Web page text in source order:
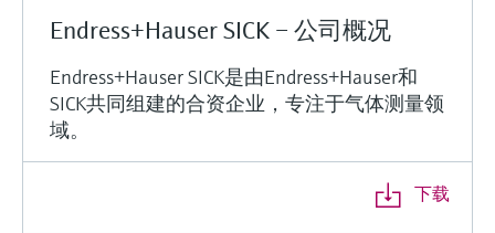
Endress+Hauser SICK – 公司概况
Endress+Hauser SICK是由Endress+Hauser和
SICK共同组建的合资企业，专注于气体测量领
域。
下载